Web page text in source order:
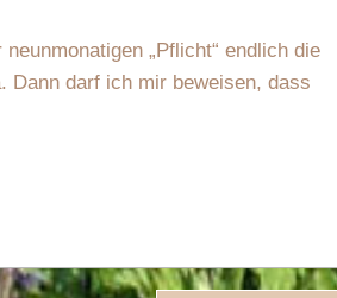
„Pflicht“ endlich die
Dann darf ich mir beweisen, dass